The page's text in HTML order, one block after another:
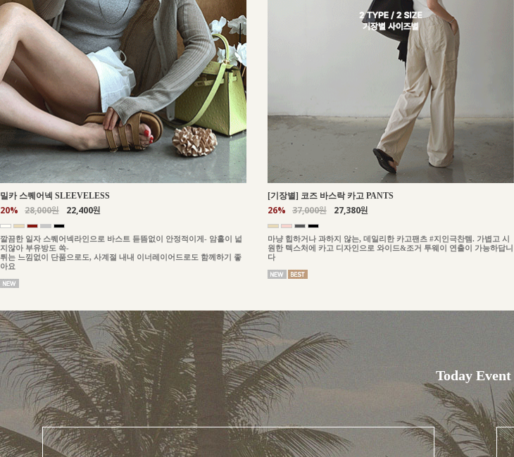
밀카 스퀘어넥 SLEEVELESS
20% 28,000원 22,400원
깔끔한 일자 스퀘어넥라인으로 바스트 듣뜸없이 안정적이게- 암홀이 넓
지않아 부유방도 쏙-
튀는 느낌없이 단품으로도, 사계절 내내 이너레이어드로도 함께하기 좋
아요
[기장별] 코즈 바스락 카고 PANTS
26% 37,000원 27,380원
마냥 힙하거나 과하지 않는, 데일리한 카고팬츠 #지인극찬템. 가볍고 시
원한 텍스처에 카고 디자인으로 와이드&조거 투웨이 연출이 가능하답니
다
Today Event